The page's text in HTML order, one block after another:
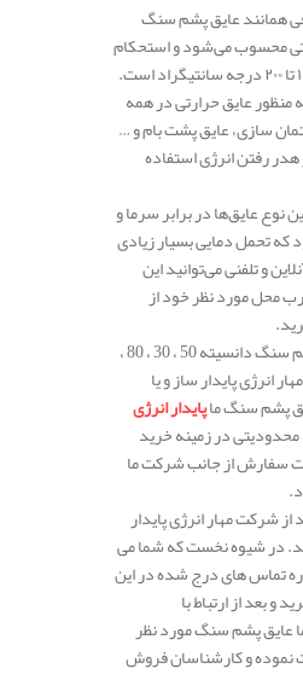
همانند عایق پشم سنگ
محسوب می‌شود و استحکام
دمایی این عایق از ۱۵۰ تا ۲۰۰ درجه سانتیگراد است.
منظور عایق حرارتی در همه
سازی، عایق پشت بام و …
رفتن انرژی استفاده
نوع عایق‌ها در برابر سرما و
تحمل دمایی بسیار زیادی
و تلفنی می‌توانید این
محل مورد نظر خود از
ارازن ترین قیمت پشم سنگ دانسیته 50 ، 30 ، 80 ،
انرژی پایدار ساز و یا
پشم سنگ ماپایدار انرژی
در زمینه خرید
سفارش از جانب شرکت ما
از شرکت مهار انرژی پایدار
در شیوه نخست که شما می
تماس های درج شده در این
بعد از ارتباط با
عایق پشم سنگ مورد نظر
نموده و کارشناسان فروش